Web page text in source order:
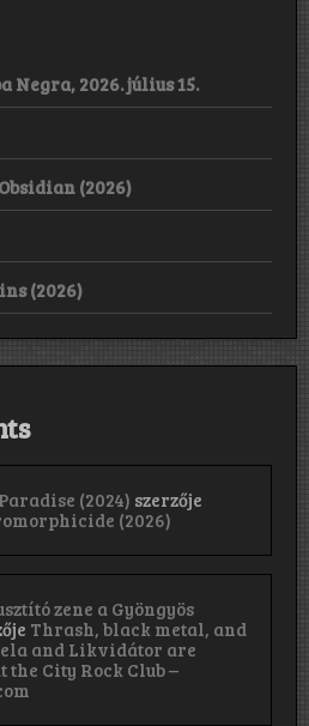
Negra, 2026. július 15.
(2026)
(2026)
(2024) szerzője
(2026)
zene a Gyöngyös
Thrash, black metal, and
and Likvidátor are
City Rock Club –